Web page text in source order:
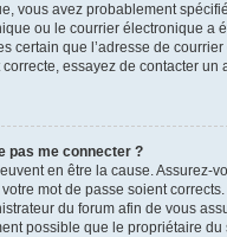
vous avez probablement
ou le courrier électronique a
certain que l’adresse de
essayez de contacter un
pas me connecter ?
en être la cause. Assurez-
mot de passe soient
du forum afin de vous
possible que le propriétaire du